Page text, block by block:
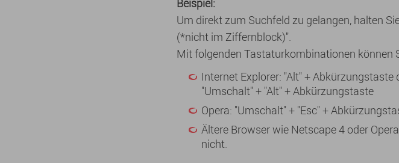
Beispiel:
Um direkt zum Suchfeld zu gelangen, halten
(*nicht im Ziffernblock)".
Mit folgenden Tastaturkombinationen können
Internet Explorer: "Alt" +
"Umschalt" + "Alt" + Abkürzungstaste
Opera: "Umschalt" + "Esc" +
Ältere Browser wie Netscape 4 oder
nicht.